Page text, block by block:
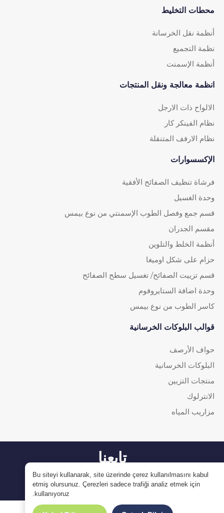
محطات التخليط
أنظمة نقل الخرسانة
نظمة التجميع
أنظمة الإسمنت
انظمة معالجة ونقل المنتجات
الالواح ذات الارجل
نظام الفينكر كار
نظام الارفف المتنقلة
الإكسسوارات
فرشاة تنظيف الصفائح الأفقية
وحدة الغسيل
قسم جمع وفصل الطوب الإسمنتي من نوع بيمس
مقسم الجدران
أنظمة الخلط والتلوين
حزام على شكل اوميغا
قسم تزييت الصفائح/ تغسيل سطح الصفائح
وحدة اضافة الستايروفوم
كاسر الطوب من نوع بيمس
قوالب البلوكات الخرسانية
حواف الأرصف
البلوكات الخرسانية
منتجات التزيين
الانترلوك
مزاريب المياه
تابعنا
Bu siteyi kullanarak, site üzerinde çerez kullanılmasını kabul
etmiş olursunuz. Çerezleri sadece trafiği analiz etmek için
kullanıyoruz.